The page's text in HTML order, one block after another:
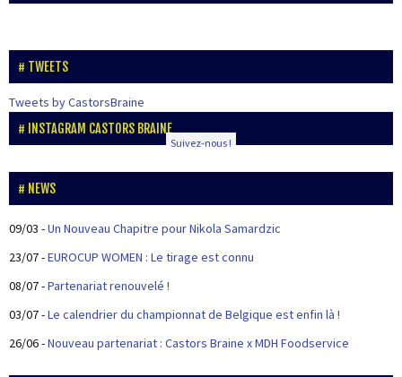
TWEETS
Tweets by CastorsBraine
INSTAGRAM CASTORS BRAINE
Suivez-nous !
NEWS
09/03 -Un Nouveau Chapitre pour Nikola Samardzic
23/07-EUROCUP WOMEN : Le tirage est connu
08/07-Partenariat renouvelé !
03/07-Le calendrier du championnat de Belgique est enfin là !
26/06-Nouveau partenariat : Castors Braine x MDH Foodservice